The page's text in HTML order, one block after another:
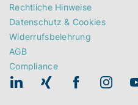
Rechtliche Hinweise
Datenschutz & Cookies
Widerrufsbelehrung
AGB
Compliance